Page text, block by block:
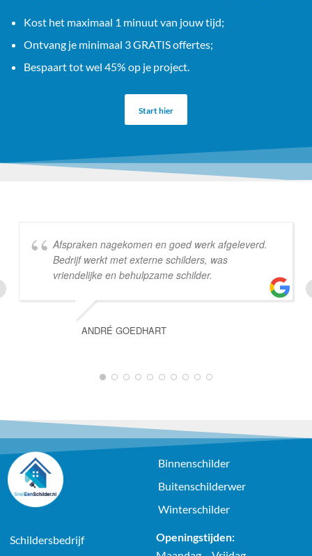
Kost het maximaal 1 minuut van jouw tijd;
Ontvang je minimaal 3 GRATIS offertes;
Bespaart tot wel 45% op je project.
Start hier
Afspraken nagekomen en goed werk afgeleverd.
Bedrijf werkt met externe schilders, was
vriendelijke en behulpzame schilder.
ANDRÉ GOEDHART
Binnenschilder
Buitenschilderwer
Winterschilder
Schildersbedrijf
Openingstijden: